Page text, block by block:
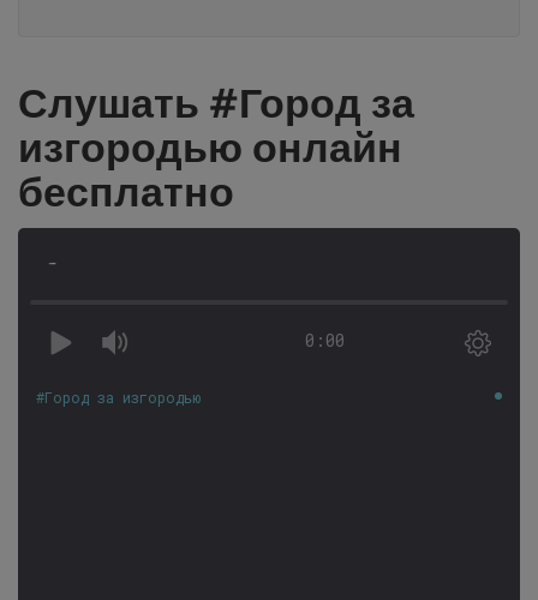
Слушать #Город за
изгородью онлайн
бесплатно
-
0:00
#Город за изгородью